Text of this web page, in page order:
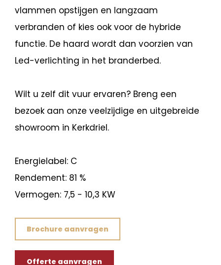
vlammen opstijgen en langzaam
verbranden of kies ook voor de hybride
functie. De haard wordt dan voorzien van
Led-verlichting in het branderbed.
Wilt u zelf dit vuur ervaren? Breng een
bezoek aan onze veelzijdige en uitgebreide
showroom in Kerkdriel.
Energielabel: C
Rendement: 81 %
Vermogen: 7,5 - 10,3 KW
Brochure aanvragen
Offerte aanvragen